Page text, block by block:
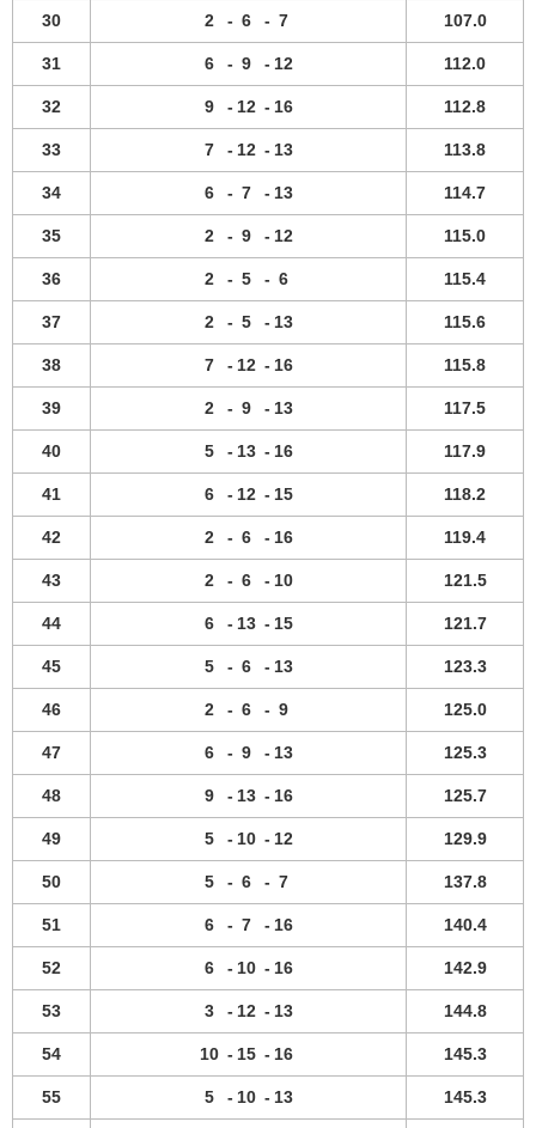
30 2 - 6 - 7 107.0
31 6 - 9 - 12 112.0
32 9 - 12 - 16 112.8
33 7 - 12 - 13 113.8
34 6 - 7 - 13 114.7
35 2 - 9 - 12 115.0
36 2 - 5 - 6 115.4
37 2 - 5 - 13 115.6
38 7 - 12 - 16 115.8
39 2 - 9 - 13 117.5
40 5 - 13 - 16 117.9
41 6 - 12 - 15 118.2
42 2 - 6 - 16 119.4
43 2 - 6 - 10 121.5
44 6 - 13 - 15 121.7
45 5 - 6 - 13 123.3
46 2 - 6 - 9 125.0
47 6 - 9 - 13 125.3
48 9 - 13 - 16 125.7
49 5 - 10 - 12 129.9
50 5 - 6 - 7 137.8
51 6 - 7 - 16 140.4
52 6 - 10 - 16 142.9
53 3 - 12 - 13 144.8
54 10 - 15 - 16 145.3
55 5 - 10 - 13 145.3